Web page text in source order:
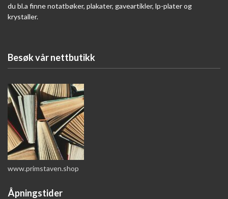
du bl.a finne notatbøker, plakater, gaveartikler, lp-plater og
krystaller.
Besøk vår nettbutikk
www.primstaven.shop
Åpningstider